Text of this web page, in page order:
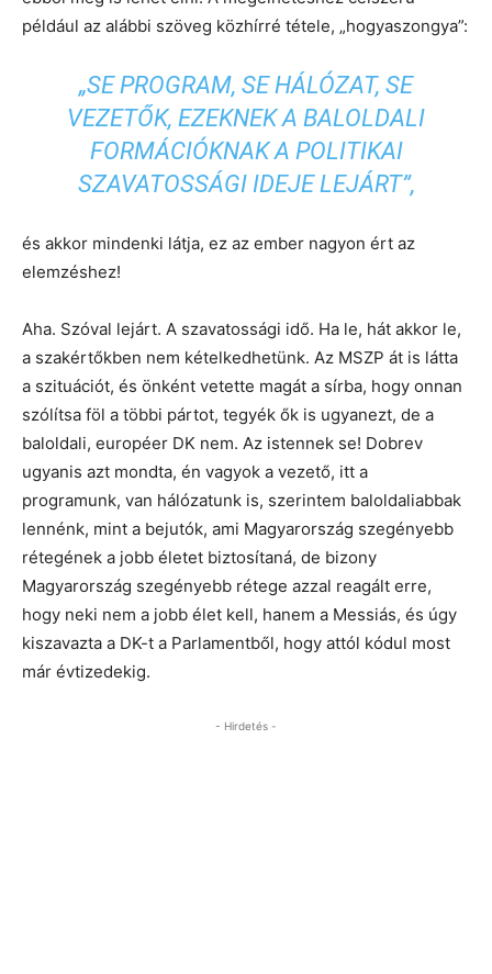
például az alábbi szöveg közhírré tétele, „hogyaszongya”:
„SE PROGRAM, SE HÁLÓZAT, SE
VEZETŐK, EZEKNEK A BALOLDALI
FORMÁCIÓKNAK A POLITIKAI
SZAVATOSSÁGI IDEJE LEJÁRT”,
és akkor mindenki látja, ez az ember nagyon ért az
elemzéshez!
Aha. Szóval lejárt. A szavatossági idő. Ha le, hát akkor le,
a szakértőkben nem kételkedhetünk. Az MSZP át is látta
a szituációt, és önként vetette magát a sírba, hogy onnan
szólítsa föl a többi pártot, tegyék ők is ugyanezt, de a
baloldali, européer DK nem. Az istennek se! Dobrev
ugyanis azt mondta, én vagyok a vezető, itt a
programunk, van hálózatunk is, szerintem baloldaliabbak
lennénk, mint a bejutók, ami Magyarország szegényebb
rétegének a jobb életet biztosítaná, de bizony
Magyarország szegényebb rétege azzal reagált erre,
hogy neki nem a jobb élet kell, hanem a Messiás, és úgy
kiszavazta a DK-t a Parlamentből, hogy attól kódul most
már évtizedekig.
- Hirdetés -